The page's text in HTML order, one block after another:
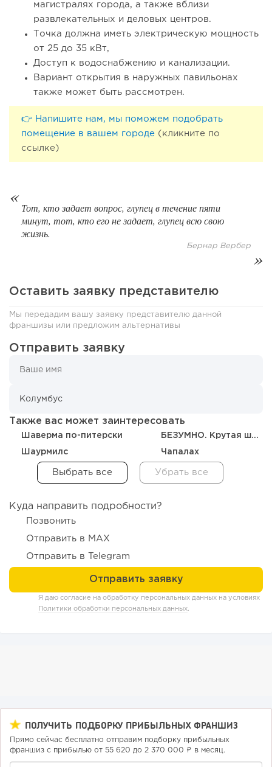
118
Coffee Way приступил к масштабированию собственной
модели производства...
122
Отзыв SSL-сертификатов у банков: как это влияет на
российский...
магистралях города, а также вблизи
развлекательных и деловых центров.
Точка должна иметь электрическую мощность
от 25 до 35 кВт,
Доступ к водоснабжению и канализации.
Вариант открытия в наружных павильонах
также может быть рассмотрен.
👉 Напишите нам, мы поможем подобрать
помещение в вашем городе (кликните по
ссылке)
Тот, кто задает вопрос, глупец в течение пяти
минут, тот, кто его не задает, глупец всю свою
жизнь.
Бернар Вербер
Оставить заявку представителю
Мы передадим вашу заявку представителю данной
франшизы или предложим альтернативы
Отправить заявку
Также вас может заинтересовать
Шаверма по-питерски БЕЗУМНО. Крутая шаурма
Шаурмилс Чапалах
Куда направить подробности?
Позвонить
Отправить в MAX
Отправить в Telegram
Я даю согласие на обработку персональных данных на условиях
Политики обработки персональных данных.
ПОЛУЧИТЬ ПОДБОРКУ ПРИБЫЛЬНЫХ ФРАНШИЗ
Прямо сейчас бесплатно отправим подборку прибыльных
франшиз с прибылью от 55 620 до 2 370 000 ₽ в месяц.